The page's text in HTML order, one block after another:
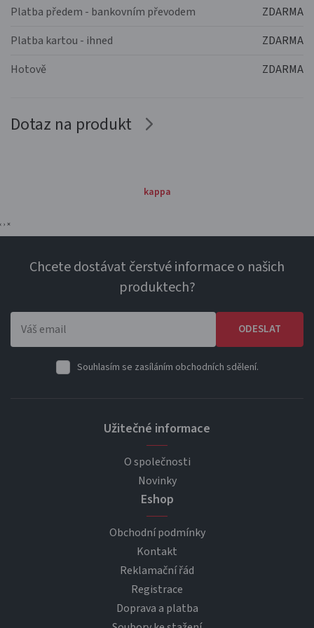
Platba předem - bankovním převodem
ZDARMA
Platba kartou - ihned
ZDARMA
Hotově
ZDARMA
Dotaz na produkt
kappa
‹ › ×
Chcete dostávat čerstvé informace o našich
produktech?
ODESLAT
Souhlasím se zasíláním obchodních sdělení.
Užitečné informace
O společnosti
Novinky
Eshop
Obchodní podmínky
Kontakt
Reklamační řád
Registrace
Doprava a platba